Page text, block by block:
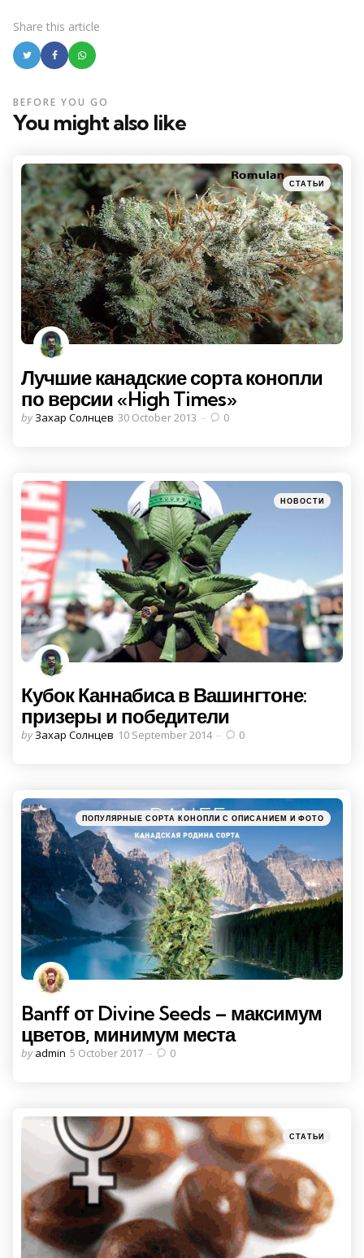
Share this article
You might also like
BEFORE YOU GO
Categories
Posted
in
СТАТЬИ
Лучшие канадские сорта конопли
по версии «High Times»
Posted
by Захар Солнцев 30 October 2013 0
Categories
Posted
in
НОВОСТИ
Кубок Каннабиса в Вашингтоне:
призеры и победители
Posted
by Захар Солнцев 10 September 2014 0
Categories
Posted
in
ПОПУЛЯРНЫЕ СОРТА КОНОПЛИ С ОПИСАНИЕМ И ФОТО
Banff от Divine Seeds – максимум
цветов, минимум места
Posted
by admin 5 October 2017 0
Categories
Posted
in
СТАТЬИ